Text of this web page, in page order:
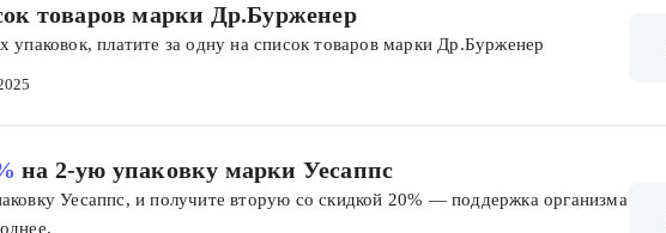
товаров марки Др.Бурженер
упаковок, платите за одну на список товаров марки Др.Бурженер
на 2-ую упаковку марки Уесаппс
Уесаппс, и получите вторую со скидкой 20% — поддержка организма